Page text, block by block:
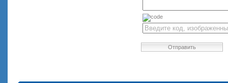
Отправить